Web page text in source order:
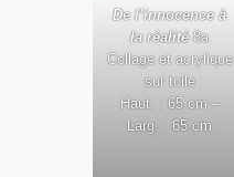
De l’innocence à
la réalité8a
Collage et acrylique
sur toile
Haut. : 65 cm –
Larg. : 65 cm